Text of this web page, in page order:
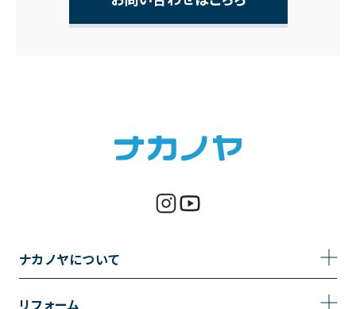
ナカノヤについて
リフォーム